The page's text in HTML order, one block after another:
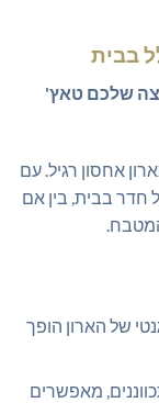
בבית
שלכם טאץ'
אחסון רגיל. עם
חדר בבית, בין אם
של הארון הופך
מאפשרים